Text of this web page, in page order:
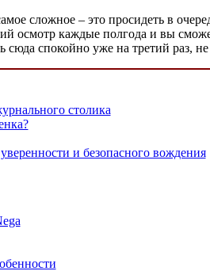
сложное – это просидеть в
осмотр каждые полгода и вы
спокойно уже на третий раз,
столика
и безопасного вождения